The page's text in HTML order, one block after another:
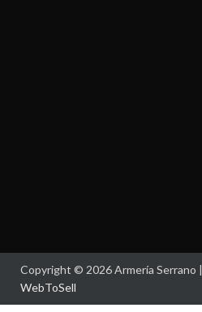
Copyright © 2026 Armería Serrano |
WebToSell